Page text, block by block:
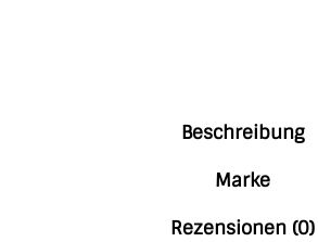
Beschreibung
Marke
Rezensionen (0)